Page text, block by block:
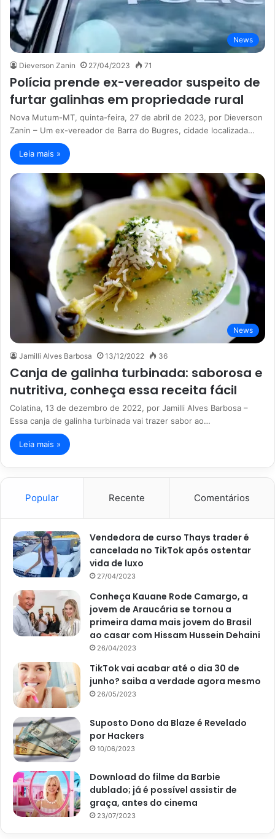
News
Dieverson Zanin 27/04/2023 71
Polícia prende ex-vereador suspeito de
furtar galinhas em propriedade rural
Nova Mutum-MT, quinta-feira, 27 de abril de 2023, por Dieverson
Zanin – Um ex-vereador de Barra do Bugres, cidade localizada…
Leia mais »
News
Jamilli Alves Barbosa 13/12/2022 36
Canja de galinha turbinada: saborosa e
nutritiva, conheça essa receita fácil
Colatina, 13 de dezembro de 2022, por Jamilli Alves Barbosa –
Essa canja de galinha turbinada vai trazer sabor ao…
Leia mais »
Popular Recente Comentários
Vendedora de curso Thays trader é
cancelada no TikTok após ostentar
vida de luxo
27/04/2023
Conheça Kauane Rode Camargo, a
jovem de Araucária se tornou a
primeira dama mais jovem do Brasil
ao casar com Hissam Hussein Dehaini
26/04/2023
TikTok vai acabar até o dia 30 de
junho? saiba a verdade agora mesmo
26/05/2023
Suposto Dono da Blaze é Revelado
por Hackers
10/06/2023
Download do filme da Barbie
dublado; já é possível assistir de
graça, antes do cinema
23/07/2023